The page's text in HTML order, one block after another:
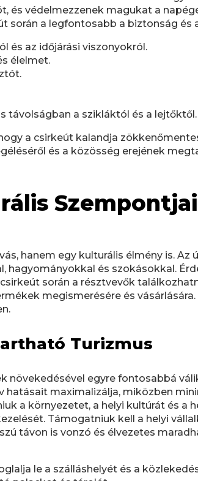
és védelmezzenek magukat a
során a legfontosabb a biztonság és
és az időjárási viszonyokról.
élelmet.
távolságban a szikláktól és a lejtőktől.
a csirkeút kalandja
és a közösség erejének
Szempontjai
hanem egy kulturális élmény is.
hagyományokkal és szokásokkal.
során a résztvevők
megismerésére és
Turizmus
növekedésével egyre fontosabbá
hatásait maximalizálja, miközben
a környezetet, a helyi kultúrát és a
Támogatniuk kell a helyi
távon is vonzó és élvezetes
le a szálláshelyét és a